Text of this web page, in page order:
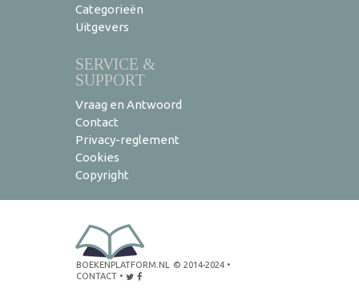
Categorieën
Uitgevers
SERVICE &
SUPPORT
Vraag en Antwoord
Contact
Privacy-reglement
Cookies
Copyright
BOEKENPLATFORM.NL © 2014-2024 •
CONTACT •